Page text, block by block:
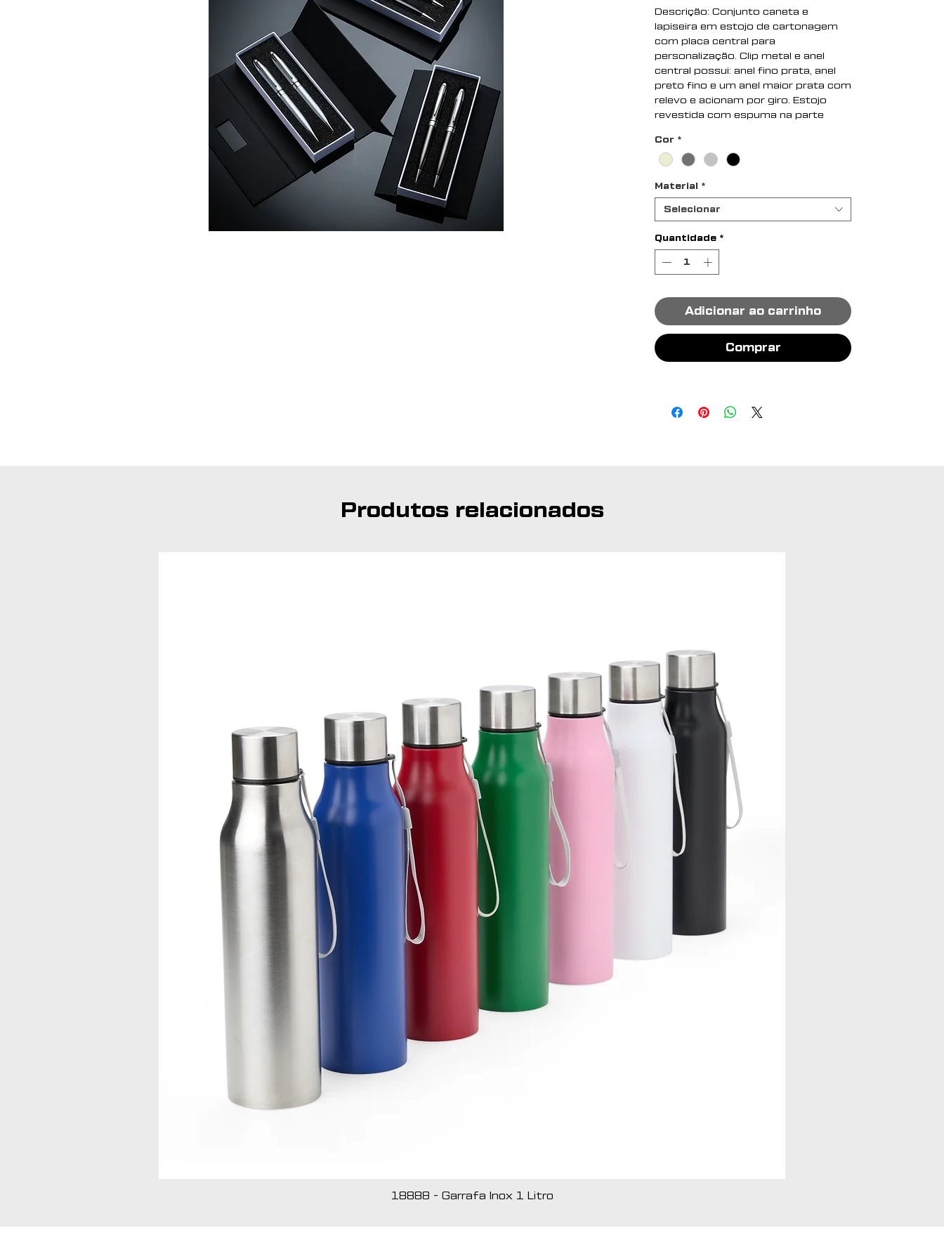
Descrição: Conjunto caneta e
lapiseira em estojo de cartonagem
com placa central para
personalização. Clip metal e anel
central possui: anel fino prata, anel
preto fino e um anel maior prata com
relevo e acionam por giro. Estojo
revestida com espuma na parte
Largura : 6,5 cm
Medidas aproximadas para
gravação (CxL): Caneta/Lapiseira 3,7
cm x 1,2 cm – Estojo 4,1 cm x 1,6
cm
Tamanho total aproximado (CxL):
Caneta/Lapiseira 14 cm x 1,6 cm
Peso aproximado (g): 130
Cor *
Material *
Selecionar
Quantidade *
Adicionar ao carrinho
Comprar
Produtos relacionados
18888 - Garrafa Inox 1 Litro